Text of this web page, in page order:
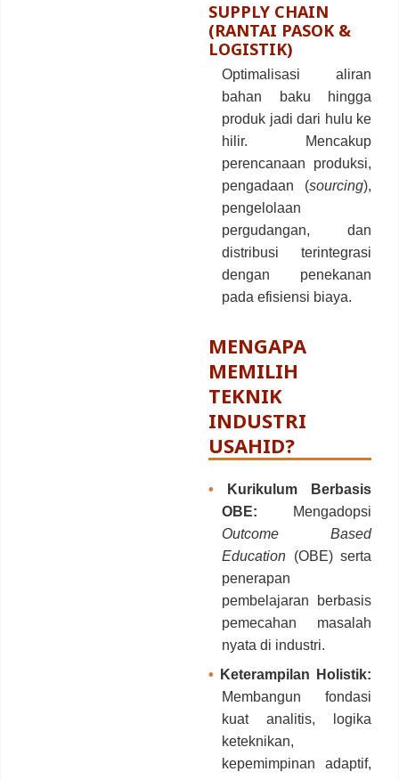
SUPPLY CHAIN
(RANTAI PASOK &
LOGISTIK)
Optimalisasi aliran
bahan baku hingga
produk jadi dari hulu ke
hilir. Mencakup
perencanaan produksi,
pengadaan (sourcing),
pengelolaan
pergudangan, dan
distribusi terintegrasi
dengan penekanan
pada efisiensi biaya.
MENGAPA
MEMILIH
TEKNIK
INDUSTRI
USAHID?
•
Kurikulum Berbasis
OBE: Mengadopsi
Outcome Based
Education (OBE) serta
penerapan
pembelajaran berbasis
pemecahan masalah
nyata di industri.
•
Keterampilan Holistik:
Membangun fondasi
kuat analitis, logika
keteknikan,
kepemimpinan adaptif,